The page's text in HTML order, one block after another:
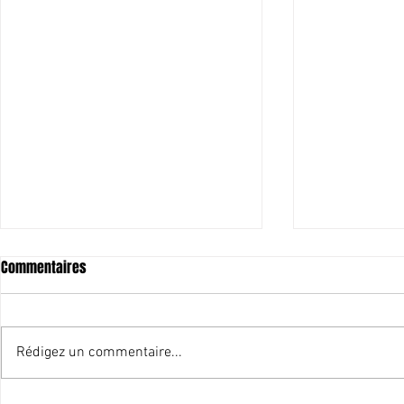
Commentaires
Rédigez un commentaire...